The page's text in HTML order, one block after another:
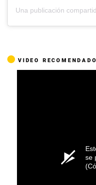
VIDEO RECOMENDADO
se